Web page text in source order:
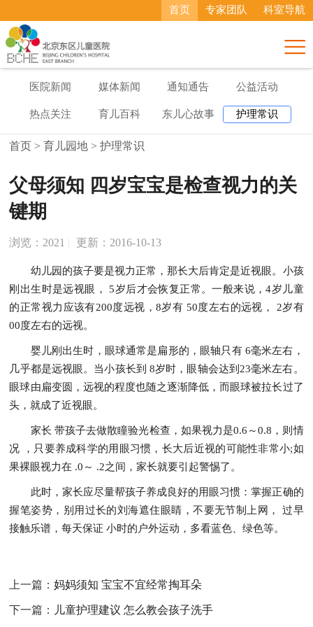
科室导航
专家团队
首页

医院新闻 媒体新闻 通知通告 公益活动
热点关注 育儿百科 东儿心故事 护理常识
首页 >育儿园地 >护理常识
父母须知 四岁宝宝是检查视力的关
键期
浏览：2021 | 更新：2016-10-13
幼儿园的孩子要是视力正常，那长大后肯定是近视眼。小孩
刚出生时是远视眼， 5岁后才会恢复正常。一般来说，4岁儿童
的正常视力应该有200度远视，8岁有 50度左右的远视， 2岁有
00度左右的远视。
婴儿刚出生时，眼球通常是扁形的，眼轴只有 6毫米左右，
几乎都是远视眼。当小孩长到 8岁时，眼轴会达到23毫米左右。
眼球由扁变圆，远视的程度也随之逐渐降低，而眼球被拉长过了
头，就成了近视眼。
家长 带孩子去做散瞳验光检查，如果视力是0.6～0.8，则情
况 ，只要养成科学的用眼习惯，长大后近视的可能性非常小;如
果裸眼视力在 .0～ .2之间，家长就要引起警惕了。
此时，家长应尽量帮孩子养成良好的用眼习惯：掌握正确的
握笔姿势，别用过长的刘海遮住眼睛，不要无节制上网， 过早
接触乐谱，每天保证 小时的户外运动，多看蓝色、绿色等。
上一篇：妈妈须知 宝宝不宜经常掏耳朵
下一篇： 儿童护理建议 怎么教会孩子洗手